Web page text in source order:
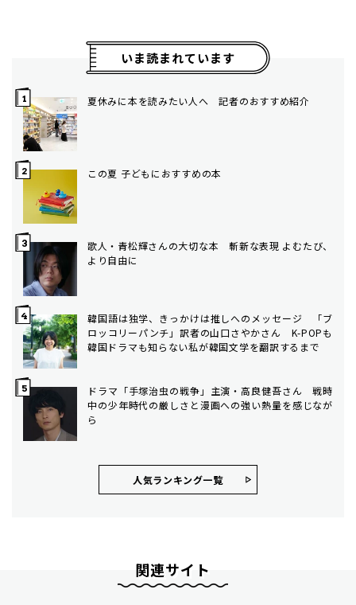
いま読まれています
夏休みに本を読みたい人へ 記者のおすすめ紹介
この夏 子どもにおすすめの本
歌人・青松輝さんの大切な本 斬新な表現 よむたび、
より自由に
韓国語は独学、きっかけは推しへのメッセージ 「ブ
ロッコリーパンチ」訳者の山口さやかさん K-POPも
韓国ドラマも知らない私が韓国文学を翻訳するまで
ドラマ「手塚治虫の戦争」主演・高良健吾さん 戦時
中の少年時代の厳しさと漫画への強い熱量を感じなが
ら
人気ランキング⼀覧
関連サイト